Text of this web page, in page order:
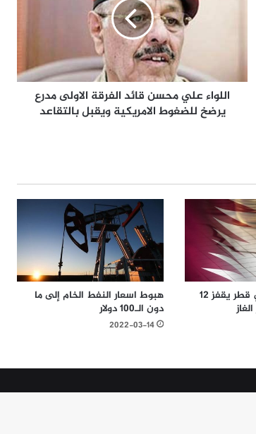
اللواء علي محسن قائد الفرقة الاولى مدرع
يرضخ للضغوط الامريكية ويقبل بالتقاعد
فائض الموازنة في قطر يقفز 12
هبوط اسعار النفط الخام إلى ما
دون الـ100 دولار
2022-03-14